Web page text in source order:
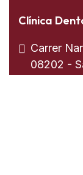
Clínica
Carrer
08202 -